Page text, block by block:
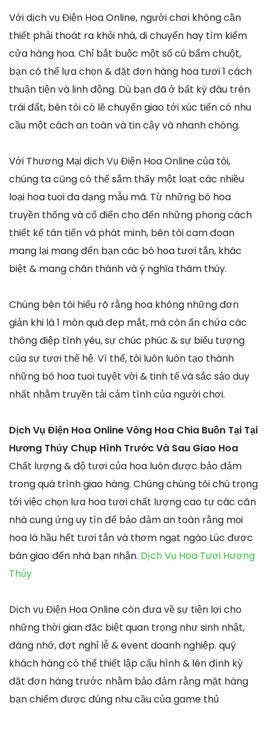
Với dịch vụ Điện Hoa Online, người chơi không cần
thiết phải thoát ra khỏi nhà, di chuyển hay tìm kiếm
cửa hàng hoa. Chỉ bắt buộc một số cú bấm chuột,
bạn có thể lựa chọn & đặt đơn hàng hoa tươi 1 cách
thuận tiện và linh động. Dù bạn đã ở bất kỳ đâu trên
trái đất, bên tôi có lẽ chuyển giao tới xúc tiến có nhu
cầu một cách an toàn và tin cậy và nhanh chóng.
Với Thương Mại dịch Vụ Điện Hoa Online của tôi,
chúng ta cũng có thể sắm thấy một loạt các nhiều
loại hoa tuoi đa dạng mẫu mã. Từ những bó hoa
truyền thống và cổ điển cho đến những phong cách
thiết kế tân tiến và phát minh, bên tôi cam đoan
mang lại mang đến bạn các bó hoa tươi tắn, khác
biệt & mang chân thành và ý nghĩa thâm thúy.
Chúng bên tôi hiểu rõ rằng hoa không những đơn
giản khi là 1 món quà đẹp mắt, mà còn ẩn chứa các
thông điệp tình yêu, sự chúc phúc & sự biểu tượng
của sự tươi thế hệ. Vì thế, tôi luôn luôn tạo thành
những bó hoa tuoi tuyệt vời & tinh tế và sắc sảo duy
nhất nhằm truyền tải cảm tình của người chơi.
Dịch Vụ Điện Hoa Online Vòng Hoa Chia Buồn Tại Tại
Hương Thủy Chụp Hình Trước Và Sau Giao Hoa
Chất lượng & độ tươi của hoa luôn được bảo đảm
trong quá trình giao hàng. Chúng chúng tôi chú trọng
tới việc chọn lựa hoa tươi chất lượng cao tự các căn
nhà cung ứng uy tín để bảo đảm an toàn rằng mọi
hoa lá hầu hết tươi tắn và thơm ngạt ngào Lúc được
bàn giao đến nhà bạn nhận. Dịch Vụ Hoa Tươi Hương
Thủy
Dịch vụ Điện Hoa Online còn đưa về sự tiện lợi cho
những thời gian đặc biệt quan trọng như sinh nhật,
đáng nhớ, đợt nghỉ lễ & event doanh nghiệp. quý
khách hàng có thể thiết lập cấu hình & lên định kỳ
đặt đơn hàng trước nhằm bảo đảm rằng mặt hàng
bạn chiếm được đúng nhu cầu của game thủ